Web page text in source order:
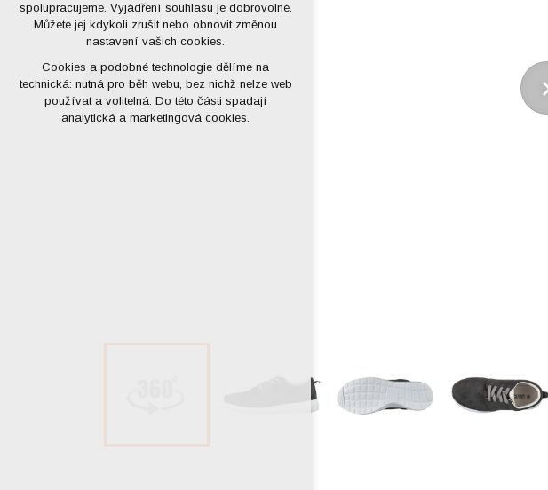
Více informací o cookies na našem webu
Přijmout všechny cookies
Odmítnout vše
spolupracujeme. Vyjádření souhlasu je dobrovolné.
Můžete jej kdykoli zrušit nebo obnovit změnou
nastavení vašich cookies.
Cookies a podobné technologie dělíme na
technická: nutná pro běh webu, bez nichž nelze web
používat a volitelná. Do této části spadají
analytická a marketingová cookies.